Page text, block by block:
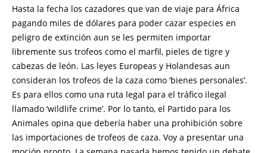
Hasta la fecha los cazadores que van de viaje para África
pagando miles de dólares para poder cazar especies en
peligro de extinción aun se les permiten importar
libremente sus trofeos como el marfil, pieles de tigre y
cabezas de león. Las leyes Europeas y Holandesas aun
consideran los trofeos de la caza como ‘bienes personales’.
Es para ellos como una ruta legal para el tráfico ilegal
llamado ‘wildlife crime’. Por lo tanto, el Partido para los
Animales opina que debería haber una prohibición sobre
las importaciones de trofeos de caza. Voy a presentar una